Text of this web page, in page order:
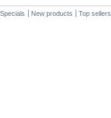
Nuevo...
34,00 €
Specials New products Top sellers